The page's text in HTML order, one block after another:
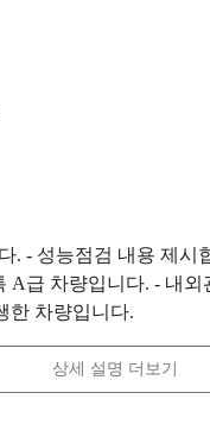
. - 성능점검 내용 제시
A급 차량입니다. - 내
한 차량입니다.
상세 설명 더보기